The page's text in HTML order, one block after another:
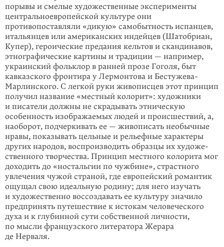
порывы и смелые художественные эксперименты
центральноевропей­ской куль­туре они
противопоставляли «дикую» самобытность испанцев,
итальянцев или американских индейцев (Шатобриан,
Купер), героические предания кельтов и скандинавов,
этнографические картины и традиции — например,
украинский фольклор в ранней прозе Гоголя, быт
кавказского фронтира у Лермонтова и Бестужева-
Марлинского. С легкой руки живописцев этот принцип
получил название «местный колорит»: художники
и писатели должны не скрадывать этническую
особенность изображаемых людей и происшествий, а,
наоборот, подчеркивать ее — живописать необычные
нравы, показывать цельные и рельеф­ные характеры
других народов, воспроиз­водить образцы их художе­
ственного творчества. Принцип местного коло­рита мог
доходить до «носталь­гии по чужбине», страстного
увлечения чужой страной, где европейский романтик
ощущал свою идеальную родину; для него изучать
и художественно воссоздавать ее культуру значило
предпринять путеше­ствие к истокам человеческого
духа и к глубинной сути собственной личности,
по мысли французского литератора Жерара
де Нерваля.